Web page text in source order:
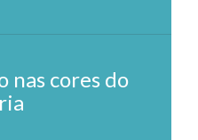
nas cores do